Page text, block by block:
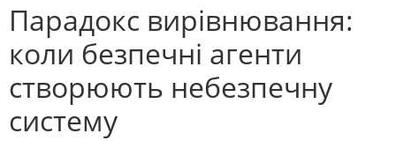
Парадокс вирівнювання:
коли безпечні агенти
створюють небезпечну
систему